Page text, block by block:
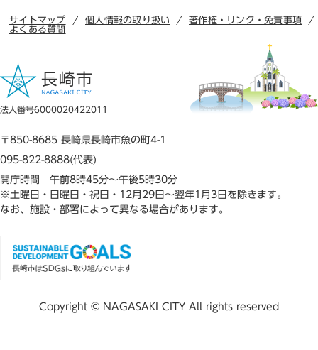
サイトマップ 個人情報の取り扱い
著作権・リンク・免責事項
よくある質問
法人番号6000020422011
〒850-8685 長崎県長崎市魚の町4-1
095-822-8888(代表)
開庁時間 午前8時45分～午後5時30分
※土曜日・日曜日・祝日・12月29日～翌年1月3日を除きます。
なお、施設・部署によって異なる場合があります。
Copyright © NAGASAKI CITY All rights reserved